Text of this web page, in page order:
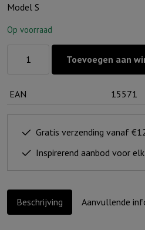
Model S
Op voorraad
is
the
light
Toevoegen aan
EAN 15571
Gratis verzending vanaf
Inspirerend aanbod voor
Beschrijving Aanvullende